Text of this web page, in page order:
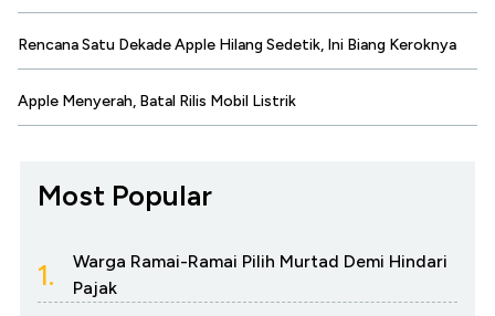
Rencana Satu Dekade Apple Hilang Sedetik, Ini Biang Keroknya
Apple Menyerah, Batal Rilis Mobil Listrik
Most Popular
1.
Warga Ramai-Ramai Pilih Murtad Demi Hindari
Pajak